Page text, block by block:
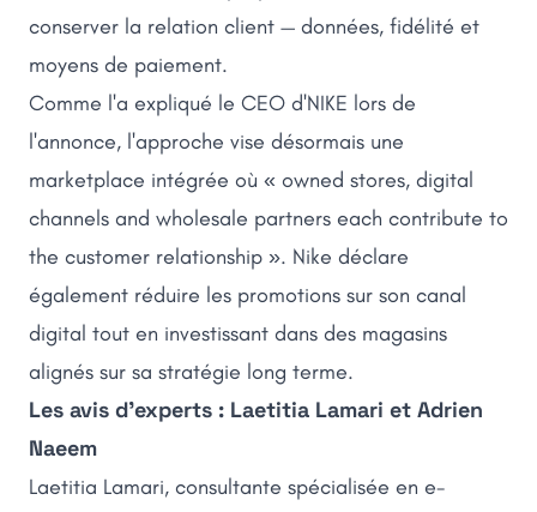
conserver la relation client — données, fidélité et
moyens de paiement.
Comme l'a expliqué le CEO d'NIKE lors de
l'annonce, l'approche vise désormais une
marketplace intégrée où « owned stores, digital
channels and wholesale partners each contribute to
the customer relationship ». Nike déclare
également réduire les promotions sur son canal
digital tout en investissant dans des magasins
alignés sur sa stratégie long terme.
Les avis d'experts : Laetitia Lamari et Adrien
Naeem
Laetitia Lamari, consultante spécialisée en e-